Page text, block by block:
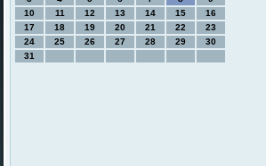
10
11 12 13 14 15
16
17
18 19 20 21 22
23
24
25 26 27 28 29
30
31